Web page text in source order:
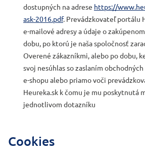
dostupných na adrese https://
ask-2016.pdf. Prevádzkovateľ portálu
e-mailové adresy a údaje o
dobu, po ktorú je naša spoločnosť
Overené zákazníkmi, alebo po dobu,
svoj nesúhlas so zaslaním
e-shopu alebo priamo voči
Heureka.sk k čomu je mu poskytnutá
jednotlivom dotazníku
Cookies